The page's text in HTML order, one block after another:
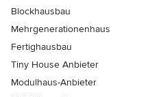
Blockhausbau
Mehrgenerationenhaus
Fertighausbau
Tiny House Anbieter
Modulhaus-Anbieter